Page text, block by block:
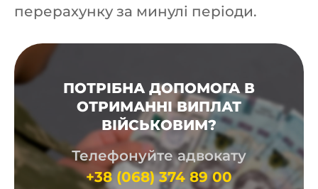
перерахунку за минулі періоди.
ПОТРІБНА ДОПОМОГА В
ОТРИМАННІ ВИПЛАТ
ВІЙСЬКОВИМ?
Телефонуйте адвокату
+38 (068) 374 89 00